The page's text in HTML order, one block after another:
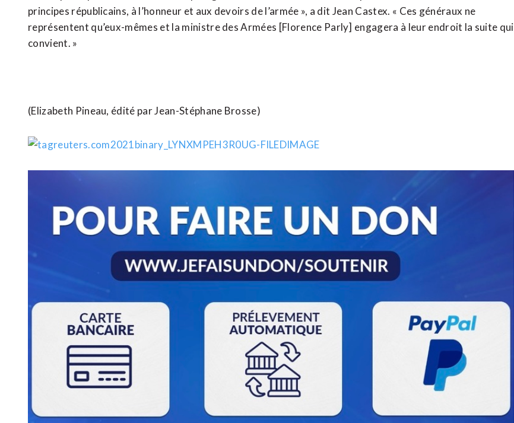
principes républicains, à l’honneur et aux devoirs de l’armée », a dit Jean Castex. « Ces généraux ne
représentent qu’eux-mêmes et la ministre des Armées [Florence Parly] engagera à leur endroit la suite qui
convient. »
(Elizabeth Pineau, édité par Jean-Stéphane Brosse)